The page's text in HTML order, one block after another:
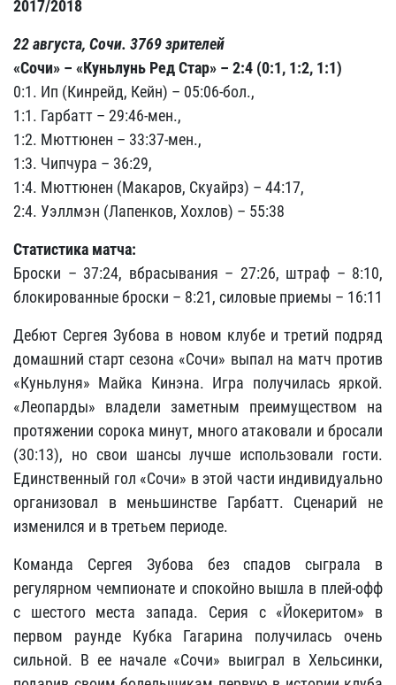
2017/2018
22 августа, Сочи. 3769 зрителей
«Сочи» – «Куньлунь Ред Стар» – 2:4 (0:1, 1:2, 1:1)
0:1. Ип (Кинрейд, Кейн) – 05:06-бол.,
1:1. Гарбатт – 29:46-мен.,
1:2. Мюттюнен – 33:37-мен.,
1:3. Чипчура – 36:29,
1:4. Мюттюнен (Макаров, Скуайрз) – 44:17,
2:4. Уэллмэн (Лапенков, Хохлов) – 55:38
Статистика матча:
Броски – 37:24, вбрасывания – 27:26, штраф – 8:10,
блокированные броски – 8:21, силовые приемы – 16:11
Дебют Сергея Зубова в новом клубе и третий подряд
домашний старт сезона «Сочи» выпал на матч против
«Куньлуня» Майка Кинэна. Игра получилась яркой.
«Леопарды» владели заметным преимуществом на
протяжении сорока минут, много атаковали и бросали
(30:13), но свои шансы лучше использовали гости.
Единственный гол «Сочи» в этой части индивидуально
организовал в меньшинстве Гарбатт. Сценарий не
изменился и в третьем периоде.
Команда Сергея Зубова без спадов сыграла в
регулярном чемпионате и спокойно вышла в плей-офф
с шестого места запада. Серия с «Йокеритом» в
первом раунде Кубка Гагарина получилась очень
сильной. В ее начале «Сочи» выиграл в Хельсинки,